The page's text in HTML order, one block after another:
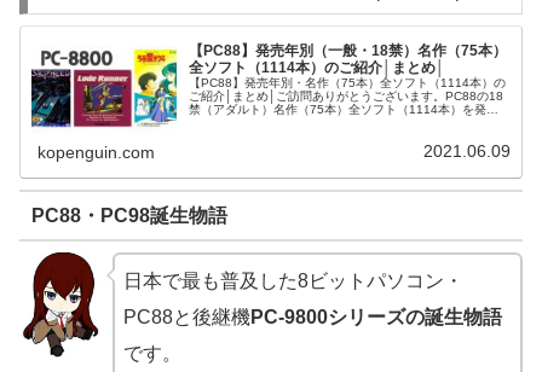
【PC88】発売年別（一般・18禁）名作（75本）
全ソフト（1114本）のご紹介│まとめ│
【PC88】発売年別・名作（75本）全ソフト（1114本）の
ご紹介│まとめ│ご訪問ありがとうございます。PC88の18
禁（アダルト）名作（75本）全ソフト（1114本）を発売
kopenguin.com 2021.06.09
PC88・PC98誕生物語
日本で最も普及した8ビットパソコン・
PC88と後継機PC-9800シリーズの誕生物語
です。